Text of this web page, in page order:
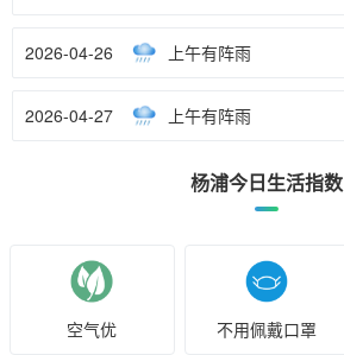
2026-04-26 上午有阵雨
2026-04-27 上午有阵雨
杨浦今日生活指数
空气优 不用佩戴口罩